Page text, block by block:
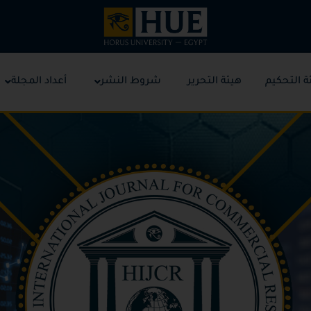
التحكيم هيئة التحرير شروط النشر أعداد المجلة